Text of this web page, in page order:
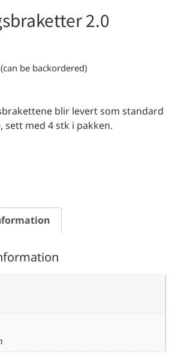
2.0
be backordered)
blir levert som standard
sett med 4 stk i pakken.